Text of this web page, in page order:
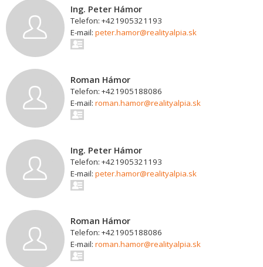
Ing. Peter Hámor
Telefon: +421905321193
E-mail: peter.hamor@realityalpia.sk
Roman Hámor
Telefon: +421905188086
E-mail: roman.hamor@realityalpia.sk
Ing. Peter Hámor
Telefon: +421905321193
E-mail: peter.hamor@realityalpia.sk
Roman Hámor
Telefon: +421905188086
E-mail: roman.hamor@realityalpia.sk